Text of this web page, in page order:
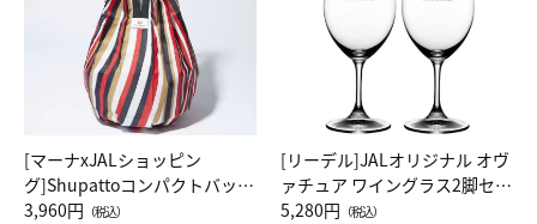
[マーナxJALショッピン
グ]Shupattoコンパクトバッグ
Drop JAL客室乗務員（LC）ス
3,960円 （税込）
[リーデル]JALオリジナル オヴ
ァチュア ワイングラス2脚セッ
ト（レッドワイン）
5,280円 （税込）